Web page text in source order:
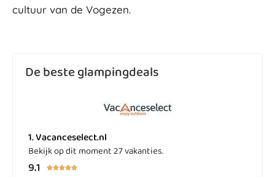
cultuur van de Vogezen.
De beste glampingdeals
1. Vacanceselect.nl
Bekijk op dit moment 27 vakanties.
9.1 